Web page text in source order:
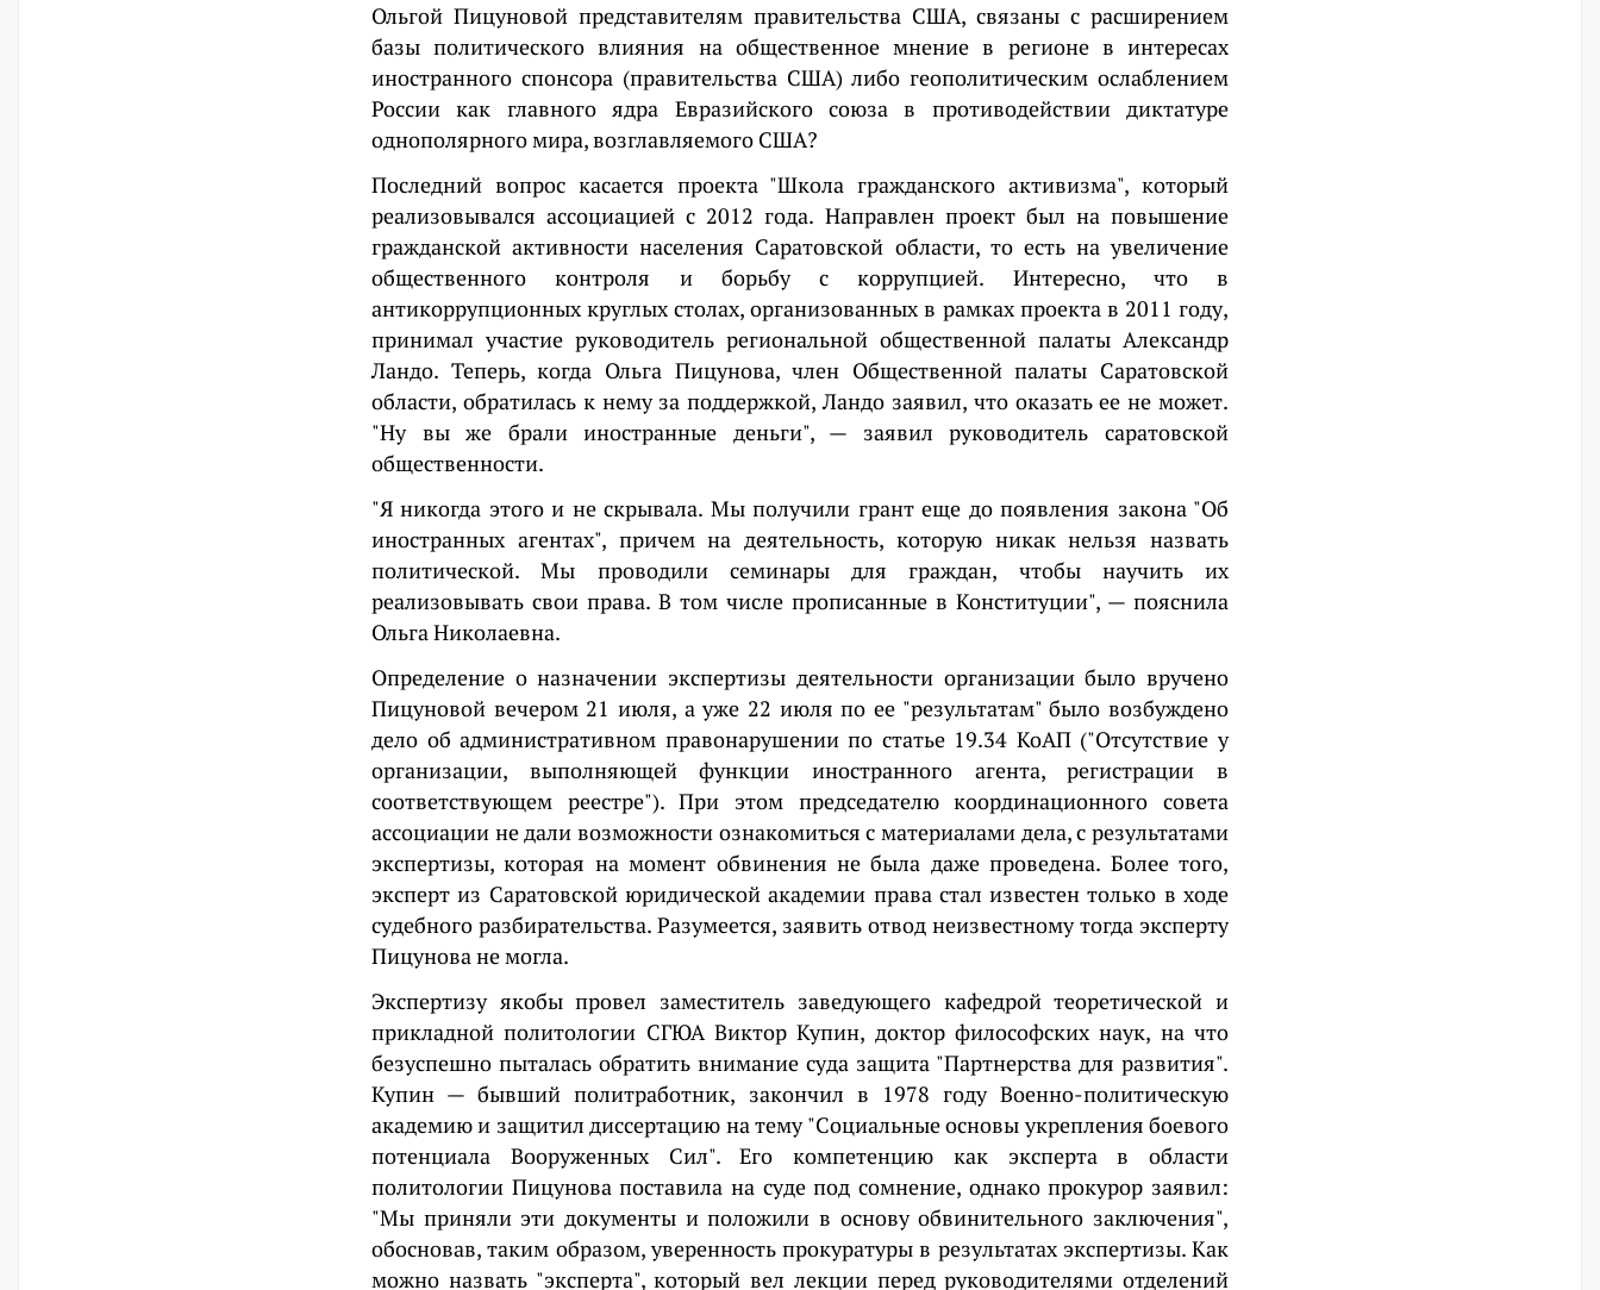
Ольгой Пицуновой представителям правительства США, связаны с расширением
базы политического влияния на общественное мнение в регионе в интересах
иностранного спонсора (правительства США) либо геополитическим ослаблением
России как главного ядра Евразийского союза в противодействии диктатуре
однополярного мира, возглавляемого США?
Последний вопрос касается проекта "Школа гражданского активизма", который
реализовывался ассоциацией с 2012 года. Направлен проект был на повышение
гражданской активности населения Саратовской области, то есть на увеличение
общественного контроля и борьбу с коррупцией. Интересно, что в
антикоррупционных круглых столах, организованных в рамках проекта в 2011 году,
принимал участие руководитель региональной общественной палаты Александр
Ландо. Теперь, когда Ольга Пицунова, член Общественной палаты Саратовской
области, обратилась к нему за поддержкой, Ландо заявил, что оказать ее не может.
"Ну вы же брали иностранные деньги", — заявил руководитель саратовской
общественности.
"Я никогда этого и не скрывала. Мы получили грант еще до появления закона "Об
иностранных агентах", причем на деятельность, которую никак нельзя назвать
политической. Мы проводили семинары для граждан, чтобы научить их
реализовывать свои права. В том числе прописанные в Конституции", — пояснила
Ольга Николаевна.
Определение о назначении экспертизы деятельности организации было вручено
Пицуновой вечером 21 июля, а уже 22 июля по ее "результатам" было возбуждено
дело об административном правонарушении по статье 19.34 КоАП ("Отсутствие у
организации, выполняющей функции иностранного агента, регистрации в
соответствующем реестре"). При этом председателю координационного совета
ассоциации не дали возможности ознакомиться с материалами дела, с результатами
экспертизы, которая на момент обвинения не была даже проведена. Более того,
эксперт из Саратовской юридической академии права стал известен только в ходе
судебного разбирательства. Разумеется, заявить отвод неизвестному тогда эксперту
Пицунова не могла.
Экспертизу якобы провел заместитель заведующего кафедрой теоретической и
прикладной политологии СГЮА Виктор Купин, доктор философских наук, на что
безуспешно пыталась обратить внимание суда защита "Партнерства для развития".
Купин — бывший политработник, закончил в 1978 году Военно-политическую
академию и защитил диссертацию на тему "Социальные основы укрепления боевого
потенциала Вооруженных Сил". Его компетенцию как эксперта в области
политологии Пицунова поставила на суде под сомнение, однако прокурор заявил:
"Мы приняли эти документы и положили в основу обвинительного заключения",
обосновав, таким образом, уверенность прокуратуры в результатах экспертизы. Как
можно назвать "эксперта", который вел лекции перед руководителями отделений